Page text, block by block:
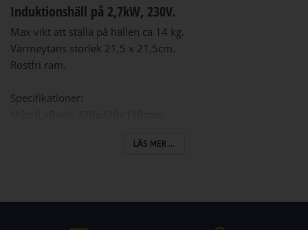
Induktionshäll på 2,7kW, 230V.
Max vikt att ställa på hällen ca 14 kg.
Värmeytans storlek 21,5 x 21,5cm.
Rostfri ram.
Specifikationer:
LÄS MER ...